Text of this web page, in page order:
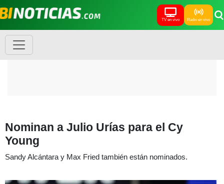
TV en vivo Radio en vivo
Nominan a Julio Urías para el Cy
Young
Sandy Alcántara y Max Fried también están nominados.